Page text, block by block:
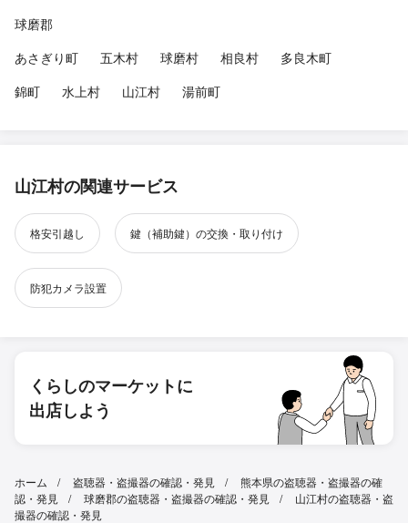
球磨郡
あさぎり町
五木村 球磨村 相良村
多良木町
錦町
水上村 山江村 湯前町
山江村の関連サービス
格安引越し 鍵（補助鍵）の交換・取り付け
防犯カメラ設置
くらしのマーケットに
出店しよう
ホーム 盗聴器・盗撮器の確認・発見
熊本県の盗聴器・盗撮器の確
認・発見
球磨郡の盗聴器・盗撮器の確認・発見
山江村の盗聴器・盗
撮器の確認・発見